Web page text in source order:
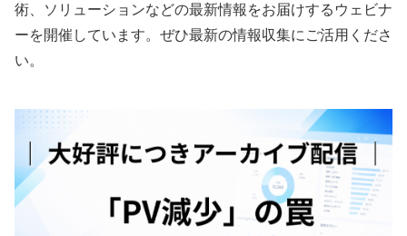
術、ソリューションなどの最新情報をお届けするウェビナ
ーを開催しています。ぜひ最新の情報収集にご活用くださ
い。